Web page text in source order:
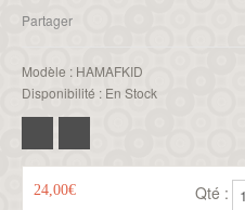
Partager
Modèle : HAMAFKID
Disponibilité : En Stock
24,00€ Qté :